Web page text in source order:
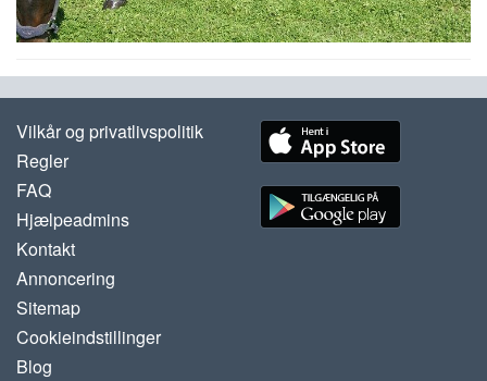
Vilkår og privatlivspolitik
Regler
FAQ
Hjælpeadmins
Kontakt
Annoncering
Sitemap
Cookieindstillinger
Blog